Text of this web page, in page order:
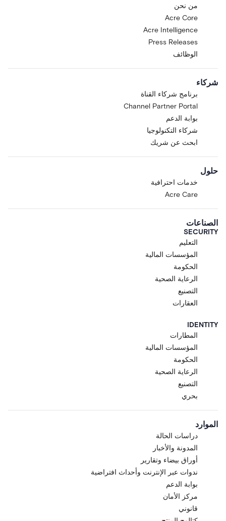
من نحن
Acre Core
Acre Intelligence
Press Releases
الوظائف
شركاء
برنامج شركاء القناة
Channel Partner Portal
بوابة الدعم
شركاء التكنولوجيا
ابحث عن شريك
حلول
خدمات احترافية
Acre Care
الصناعات
SECURITY
التعليم
المؤسسات المالية
الحكومة
الرعاية الصحية
التصنيع
العقارات
IDENTITY
المطارات
المؤسسات المالية
الحكومة
الرعاية الصحية
التصنيع
بحري
الموارد
دراسات الحالة
المدونة والأخبار
أوراق بيضاء وتقارير
ندوات عبر الإنترنت وأحداث افتراضية
بوابة الدعم
مركز الأمان
قانوني